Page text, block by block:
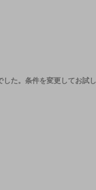
た。 条件を変更してお試し